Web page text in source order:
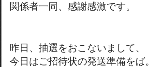
関係者一同、感謝感激です。
昨日、抽選をおこないまして、
今日はご招待状の発送準備をば。